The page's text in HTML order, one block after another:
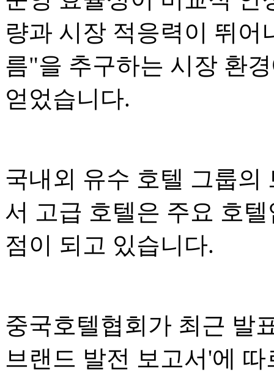
량과 시장 적응력이 뛰
름"을 추구하는 시장 환
얻었습니다.
국내외 유수 호텔 그룹의
서 고급 호텔은 주요 호
점이 되고 있습니다.
중국호텔협회가 최근 발
브랜드 발전 보고서'에